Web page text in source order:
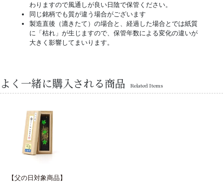
わりますので風通しが良い日陰で保管ください。
同じ銘柄でも質が違う場合がございます
製造直後（漉きたて）の場合と、経過した場合とでは紙質
に「枯れ」が生じますので、保管年数による変化の違いが
大きく影響してまいります。
よく一緒に購入される商品 Related Items
【父の日対象商品】